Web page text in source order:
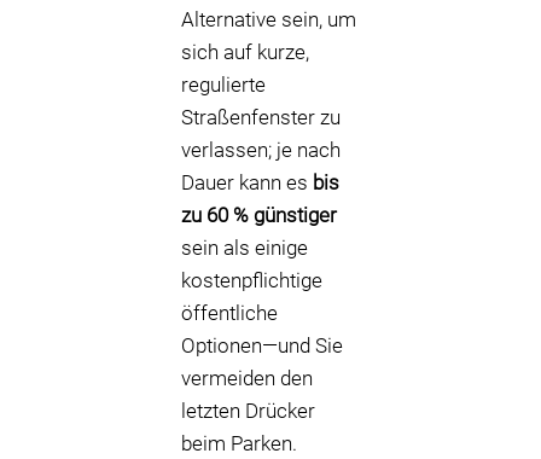
Alternative sein, um
sich auf kurze,
regulierte
Straßenfenster zu
verlassen; je nach
Dauer kann es bis
zu 60 % günstiger
sein als einige
kostenpflichtige
öffentliche
Optionen—und Sie
vermeiden den
letzten Drücker
beim Parken.